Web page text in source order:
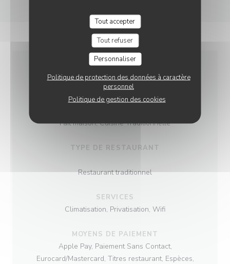
Tout accepter
Tout refuser
Personnaliser
Politique de protection des données à caractère
personnel
Politique de gestion des cookies
INFOS PRATIQUES
Fait maison, Cuisine Traditionnelle
TYPE DE RESTAURANT
Restaurant traditionnel
SERVICES
Climatisation, Privatisation, Wifi
MOYENS DE PAIEMENT
Apple Pay, Paiement Sans Contact,
Eurocard/Mastercard, Titres restaurant, Espèces,